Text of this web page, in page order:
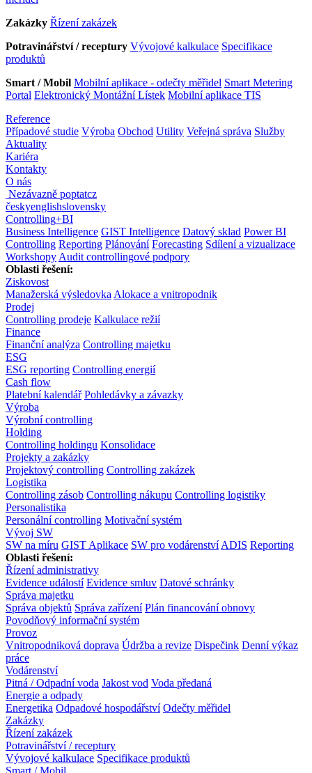
Zakázky Řízení zakázek
Potravinářství / receptury Vývojové kalkulace Specifikace
produktů
Smart / Mobil Mobilní aplikace - odečty měřidel Smart Metering
Portal Elektronický Montážní Lístek Mobilní aplikace TIS
Reference
Případové studie Výroba Obchod Utility Veřejná správa Služby
Aktuality
Kariéra
Kontakty
O nás
Nezávazně poptatcz
českyenglishslovensky
Controlling+BI
Business Intelligence GIST Intelligence Datový sklad Power BI
Controlling Reporting Plánování Forecasting Sdílení a vizualizace
Workshopy Audit controllingové podpory
Oblasti řešení:
Ziskovost
Manažerská výsledovka Alokace a vnitropodnik
Prodej
Controlling prodeje Kalkulace režií
Finance
Finanční analýza Controlling majetku
ESG
ESG reporting Controlling energií
Cash flow
Platební kalendář Pohledávky a závazky
Výroba
Výrobní controlling
Holding
Controlling holdingu Konsolidace
Projekty a zakázky
Projektový controlling Controlling zakázek
Logistika
Controlling zásob Controlling nákupu Controlling logistiky
Personalistika
Personální controlling Motivační systém
Vývoj SW
SW na míru GIST Aplikace SW pro vodárenství ADIS Reporting
Oblasti řešení:
Řízení administrativy
Evidence událostí Evidence smluv Datové schránky
Správa majetku
Správa objektů Správa zařízení Plán financování obnovy
Povodňový informační systém
Provoz
Vnitropodniková doprava Údržba a revize Dispečink Denní výkaz
práce
Vodárenství
Pitná / Odpadní voda Jakost vod Voda předaná
Energie a odpady
Energetika Odpadové hospodářství Odečty měřidel
Zakázky
Řízení zakázek
Potravinářství / receptury
Vývojové kalkulace Specifikace produktů
Smart / Mobil